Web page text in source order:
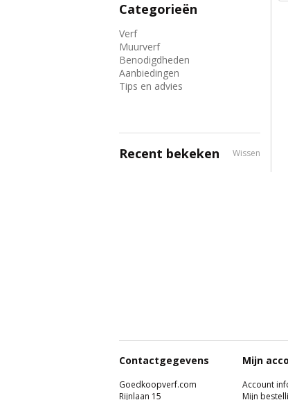
Categorieën
Verf
Muurverf
Benodigdheden
Aanbiedingen
Tips en advies
Recent bekeken Wissen
Contactgegevens
Goedkoopverf.com
Rijnlaan 15
Mijn
Account
Mijn